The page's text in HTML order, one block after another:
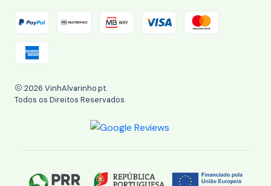
2026 VinhAlvarinho.pt.
Todos os Direitos Reservados.